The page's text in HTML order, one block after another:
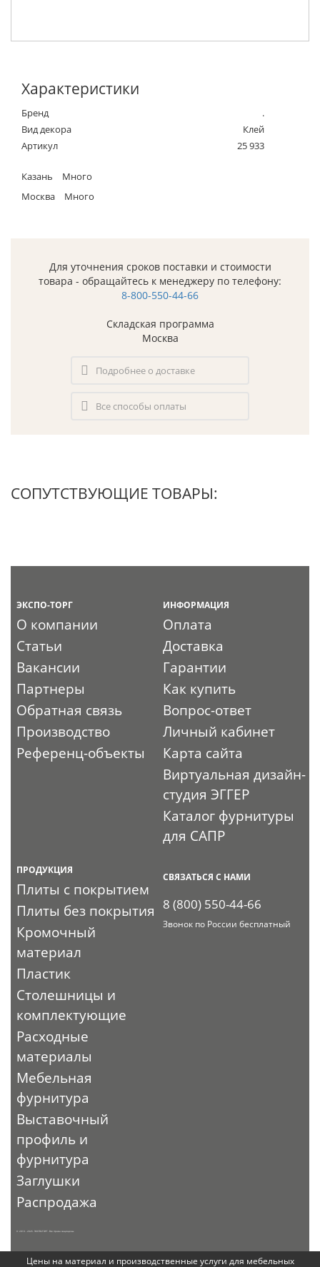
Характеристики
Бренд
.
Вид декора
Клей
Артикул
25 933
Казань
Много
Москва
Много
Для уточнения сроков поставки и стоимости
товара - обращайтесь к менеджеру по телефону:
8-800-550-44-66
Складская программа
Москва
Подробнее о доставке
Все способы оплаты
СОПУТСТВУЮЩИЕ ТОВАРЫ:
ЭКСПО-ТОРГ
О компании
Статьи
Вакансии
Партнеры
Обратная связь
Производство
Референц-объекты
ИНФОРМАЦИЯ
Оплата
Доставка
Гарантии
Как купить
Вопрос-ответ
Личный кабинет
Карта сайта
Виртуальная дизайн-
студия ЭГГЕР
Каталог фурнитуры
для САПР
ПРОДУКЦИЯ
Плиты с покрытием
Плиты без покрытия
Кромочный
материал
Пластик
Столешницы и
комплектующие
Расходные
материалы
Мебельная
фурнитура
Выставочный
профиль и
фурнитура
Заглушки
Распродажа
СВЯЗАТЬСЯ С НАМИ
8 (800) 550-44-66
Звонок по России бесплатный
© 2010 - 2026. ЭКСПО-ТОРГ. Все права защищены.
Цены на материал и производственные услуги для мебельных